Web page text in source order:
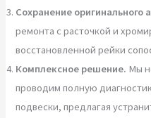
Сохранение оригинального
ремонта с расточкой и
восстановленной рейки
Комплексное решение. Мы
проводим полную
подвески, предлагая